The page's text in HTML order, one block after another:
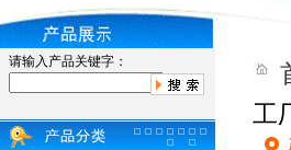
请输入产品关键字：
工